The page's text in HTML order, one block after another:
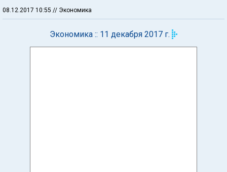
08.12.2017 10:55 // Экономика
Экономика :: 11 декабря 2017 г.